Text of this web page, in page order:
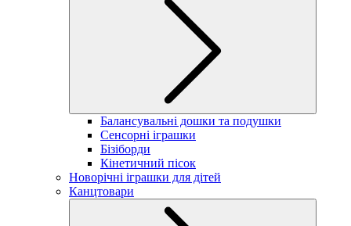
Балансувальні дошки та подушки
Сенсорні іграшки
Бізіборди
Кінетичний пісок
Новорічні іграшки для дітей
Канцтовари